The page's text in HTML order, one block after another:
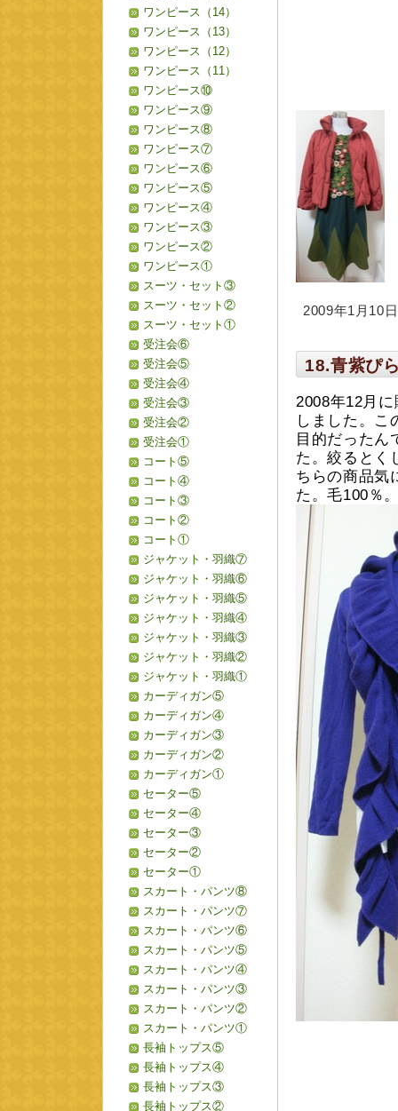
2009年1月10
18.青紫ぴ
2008年12月
しました。こ
目的だったん
た。絞るとく
ちらの商品気
た。毛100％
ワンピース（14）
ワンピース（13）
ワンピース（12）
ワンピース（11）
ワンピース⑩
ワンピース⑨
ワンピース⑧
ワンピース⑦
ワンピース⑥
ワンピース⑤
ワンピース④
ワンピース③
ワンピース②
ワンピース①
スーツ・セット③
スーツ・セット②
スーツ・セット①
受注会⑥
受注会⑤
受注会④
受注会③
受注会②
受注会①
コート⑤
コート④
コート③
コート②
コート①
ジャケット・羽織⑦
ジャケット・羽織⑥
ジャケット・羽織⑤
ジャケット・羽織④
ジャケット・羽織③
ジャケット・羽織②
ジャケット・羽織①
カーディガン⑤
カーディガン④
カーディガン③
カーディガン②
カーディガン①
セーター⑤
セーター④
セーター③
セーター②
セーター①
スカート・パンツ⑧
スカート・パンツ⑦
スカート・パンツ⑥
スカート・パンツ⑤
スカート・パンツ④
スカート・パンツ③
スカート・パンツ②
スカート・パンツ①
長袖トップス⑤
長袖トップス④
長袖トップス③
長袖トップス②